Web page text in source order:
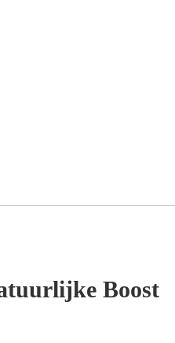
Boost